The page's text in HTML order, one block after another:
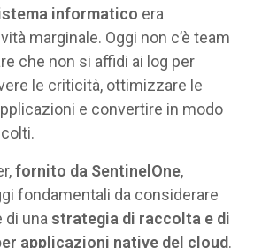
informatico era
marginale. Oggi non c’è team
che non si affidi ai log per
le criticità, ottimizzare le
e convertire in modo
fornito da SentinelOne,
fondamentali da considerare
di unastrategia di raccolta e di
applicazioni native del cloud.